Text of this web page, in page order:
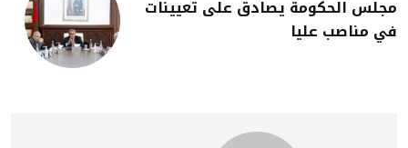
مجلس الحكومة يصادق على تعيينات
في مناصب عليا